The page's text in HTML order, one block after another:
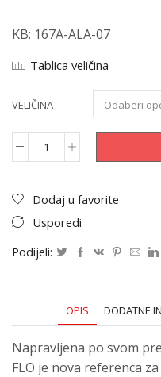
KB: 167A-ALA-07
Tablica veličina
VELIČINA
Dodaj u favorite
Usporedi
Podijeli:
OPIS DODATNE
Napravljena po svom
FLO je nova referenca